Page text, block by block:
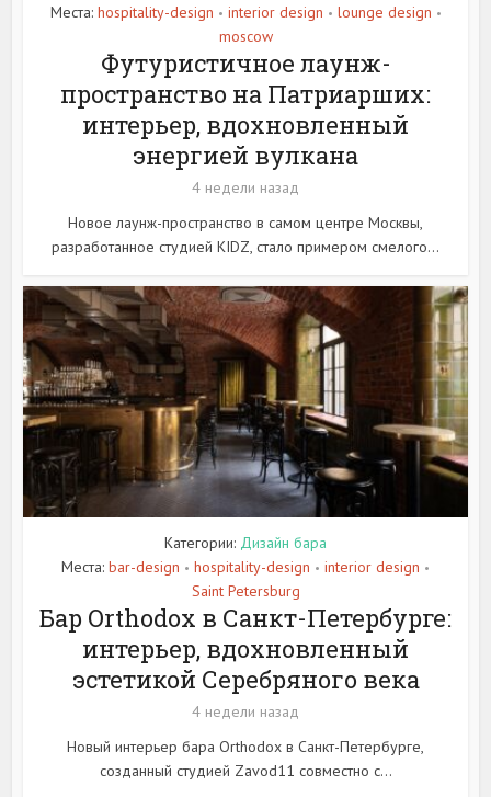
Места: hospitality-design • interior design • lounge design •
moscow
Футуристичное лаунж-
пространство на Патриарших:
интерьер, вдохновленный
энергией вулкана
4 недели назад
Новое лаунж-пространство в самом центре Москвы,
разработанное студией KIDZ, стало примером смелого...
Категории: Дизайн бара
Места: bar-design • hospitality-design • interior design •
Saint Petersburg
Бар Orthodox в Санкт-Петербурге:
интерьер, вдохновленный
эстетикой Серебряного века
4 недели назад
Новый интерьер бара Orthodox в Санкт-Петербурге,
созданный студией Zavod11 совместно с...